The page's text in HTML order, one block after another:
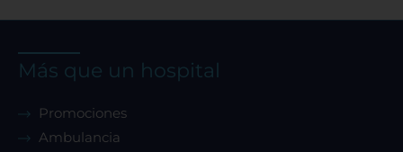
Más que un hospital
Promociones
Ambulancia